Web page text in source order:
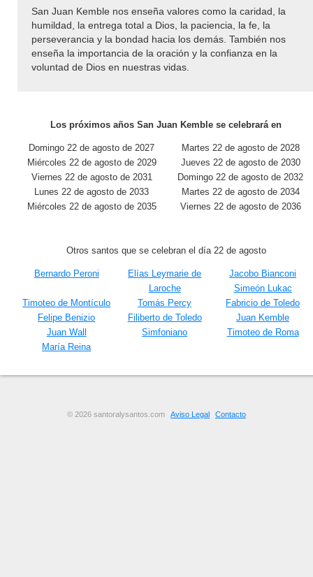
San Juan Kemble nos enseña valores como la caridad, la
humildad, la entrega total a Dios, la paciencia, la fe, la
perseverancia y la bondad hacia los demás. También nos
enseña la importancia de la oración y la confianza en la
voluntad de Dios en nuestras vidas.
Los próximos años San Juan Kemble se celebrará en
Domingo 22 de agosto de 2027
Martes 22 de agosto de 2028
Miércoles 22 de agosto de 2029
Jueves 22 de agosto de 2030
Viernes 22 de agosto de 2031
Domingo 22 de agosto de 2032
Lunes 22 de agosto de 2033
Martes 22 de agosto de 2034
Miércoles 22 de agosto de 2035
Viernes 22 de agosto de 2036
Otros santos que se celebran el día 22 de agosto
Bernardo Peroni
Elías Leymarie de
Laroche
Jacobo Bianconi
Simeón Lukac
Timoteo de Montículo
Tomás Percy
Fabricio de Toledo
Felipe Benizio
Filiberto de Toledo
Juan Kemble
Juan Wall
Simfoniano
Timoteo de Roma
María Reina
© 2026 santoralysantos.com Aviso Legal Contacto